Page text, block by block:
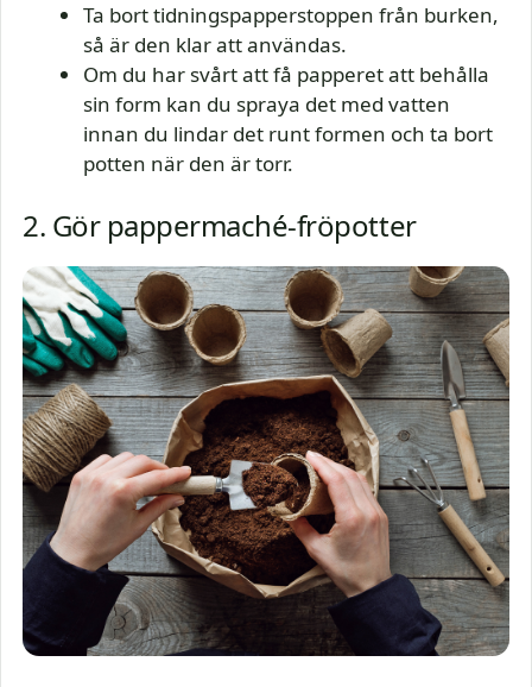
Ta bort tidningspapperstoppen från burken,
så är den klar att användas.
Om du har svårt att få papperet att behålla
sin form kan du spraya det med vatten
innan du lindar det runt formen och ta bort
potten när den är torr.
2. Gör pappermaché-fröpotter